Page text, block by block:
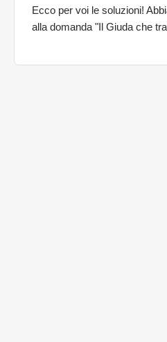
Ecco per voi le soluzioni!
alla domanda "Il Giuda che